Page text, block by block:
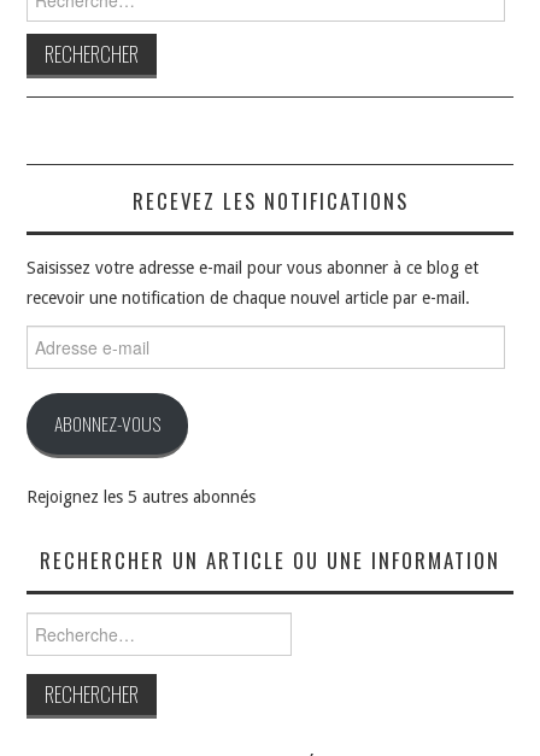
RECEVEZ LES NOTIFICATIONS
Saisissez votre adresse e-mail pour vous abonner à ce blog et
recevoir une notification de chaque nouvel article par e-mail.
e-
ABONNEZ-VOUS
Rejoignez les 5 autres abonnés
RECHERCHER UN ARTICLE OU UNE INFORMATION